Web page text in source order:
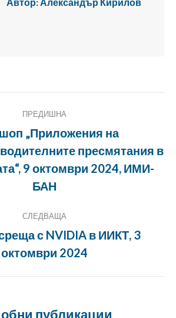
ПРЕДИШНА
Предишна
публикация:
„Приложения на
пресмятания в
9 октомври 2024, ИМИ-
БАН
СЛЕДВАЩА
Следващата
публикация:
с NVIDIA в ИИКТ, 3
октомври 2024
публикации